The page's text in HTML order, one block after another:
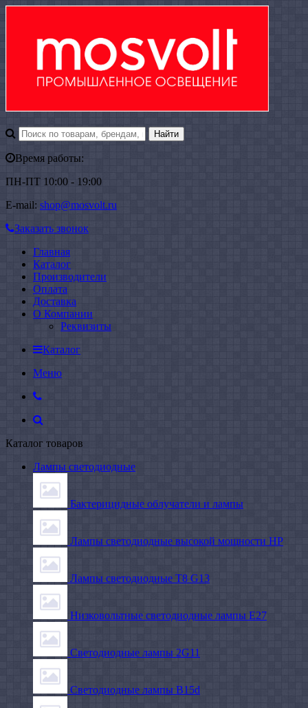
Время работы:
ПН-ПТ 10:00 - 19:00
E-mail: shop@mosvolt.ru
Заказать звонок
Главная
Каталог
Производители
Оплата
Доставка
О Компании
Реквизиты
Каталог
Меню
Каталог товаров
Лампы светодиодные
Бактерицидные облучатели и лампы
Лампы светодиодные высокой мощности HP
Лампы светодиодные Т8 G13
Низковольтные светодиодные лампы E27
Светодиодные лампы 2G11
Светодиодные лампы B15d